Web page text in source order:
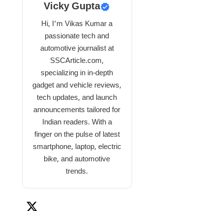
Vicky Gupta
Hi, I’m Vikas Kumar a
passionate tech and
automotive journalist at
SSCArticle.com,
specializing in in-depth
gadget and vehicle reviews,
tech updates, and launch
announcements tailored for
Indian readers. With a
finger on the pulse of latest
smartphone, laptop, electric
bike, and automotive
trends.